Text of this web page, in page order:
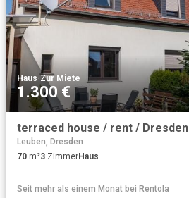
Haus·Zur Miete
1.300 €
terraced house / rent / Dresden
Leuben, Dresden
70 m²3 ZimmerHaus
Seit mehr als einem Monat bei Rentola